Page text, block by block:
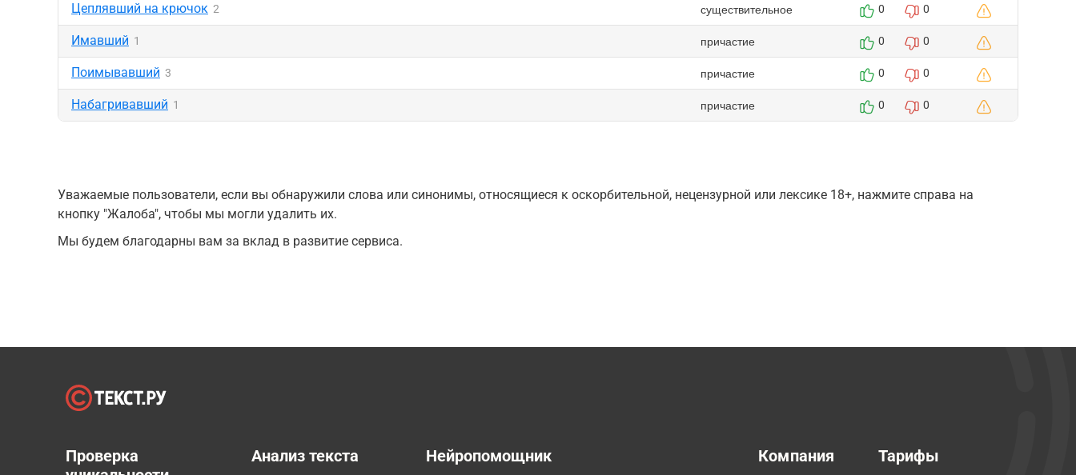
Цеплявший на крючок 2 существительное 0 0
Имавший 1 причастие 0 0
Поимывавший 3 причастие 0 0
Набагривавший 1 причастие 0 0
Уважаемые пользователи, если вы обнаружили слова или синонимы, относящиеся к оскорбительной, нецензурной или лексике 18+, нажмите справа на
кнопку "Жалоба", чтобы мы могли удалить их.
Мы будем благодарны вам за вклад в развитие сервиса.
Проверка
Анализ текста Нейропомощник Компания Тарифы